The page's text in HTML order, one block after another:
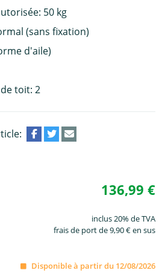
50 kg
(sans fixation)
d'aile)
toit: 2
136,99 €
inclus 20% de TVA
frais de port de 9,90 € en sus
Disponible à partir du 12/08/2026